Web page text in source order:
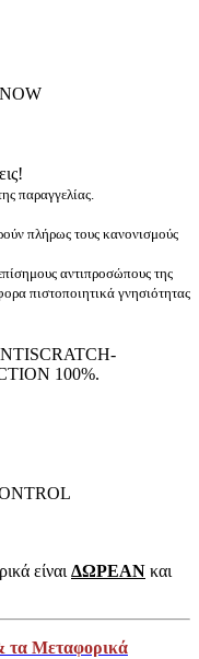
παραγγελίας.
πλήρως τους κανονισμούς
αντιπροσώπους της
πιστοποιητικά γνησιότητας
100%.
είναι ΔΩΡΕΑΝ και
τα Μεταφορικά